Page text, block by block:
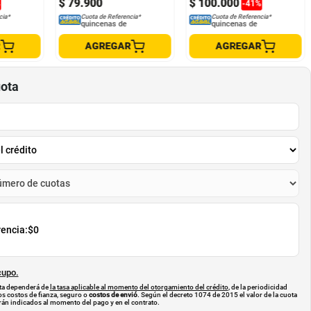
$ 79.900
Cuota de Referencia*
quincenas de
AGREGAR
$ 100.000 -41%
Cuota de Referencia*
quincenas de
AGREGAR
$0
dependerá de la tasa aplicable al momento del otorgamiento del crédito, de la periodicidad
costos de fianza, seguro ocostos de envió. Según el decreto 1074 de 2015 el valor de la cuota
indicados al momento del pago y en el contrato.